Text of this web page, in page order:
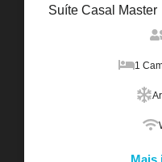
Suíte Casal Master
1
Mais